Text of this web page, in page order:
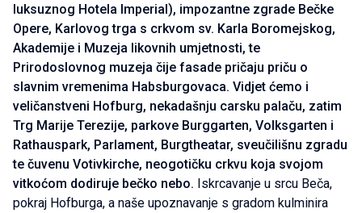
luksuznog Hotela Imperial), impozantne zgrade Bečke
Opere, Karlovog trga s crkvom sv. Karla Boromejskog,
Akademije i Muzeja likovnih umjetnosti, te
Prirodoslovnog muzeja čije fasade pričaju priču o
slavnim vremenima Habsburgovaca. Vidjet ćemo i
veličanstveni Hofburg, nekadašnju carsku palaču, zatim
Trg Marije Terezije, parkove Burggarten, Volksgarten i
Rathauspark, Parlament, Burgtheatar, sveučilišnu zgradu
te čuvenu Votivkirche, neogotičku crkvu koja svojom
vitkoćom dodiruje bečko nebo. Iskrcavanje u srcu Beča,
pokraj Hofburga, a naše upoznavanje s gradom kulminira